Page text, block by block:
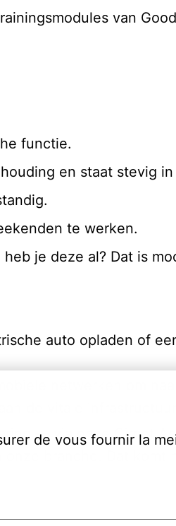
de vous fournir la
van
functie.
en staat stevig
te werken.
je deze al? Dat is
auto opladen of
netwerken om
de vitale
— via onze Circet
branche. Dat komt